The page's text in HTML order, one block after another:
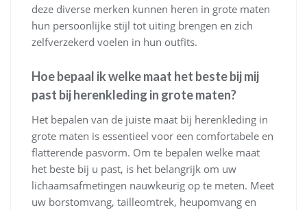
deze diverse merken kunnen heren in grote maten
hun persoonlijke stijl tot uiting brengen en zich
zelfverzekerd voelen in hun outfits.
Hoe bepaal ik welke maat het beste bij mij
past bij herenkleding in grote maten?
Het bepalen van de juiste maat bij herenkleding in
grote maten is essentieel voor een comfortabele en
flatterende pasvorm. Om te bepalen welke maat
het beste bij u past, is het belangrijk om uw
lichaamsafmetingen nauwkeurig op te meten. Meet
uw borstomvang, tailleomtrek, heupomvang en